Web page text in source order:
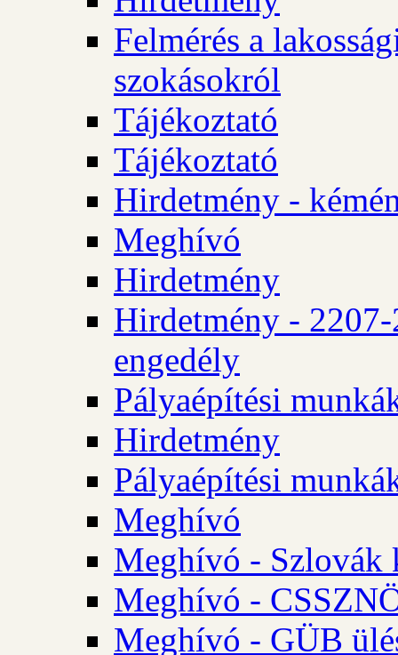
Felmérés a
szokásokról
Tájékoztató
Tájékoztató
Hirdetmény -
Meghívó
Hirdetmény
Hirdetmény -
engedély
Pályaépítési
Hirdetmény
Pályaépítési
Meghívó
Meghívó - Szlovák
Meghívó -
Meghívó - GÜB